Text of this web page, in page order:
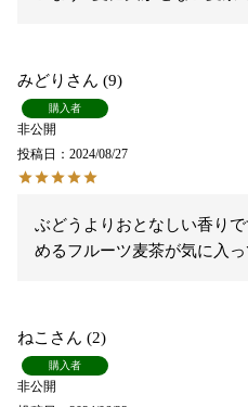
みどり 9
購入者
非公開
投稿日
2024/08/27
ぶどうよりおとなしい香り
めるフルーツ麦茶が気に入っ
ねこ 2
購入者
非公開